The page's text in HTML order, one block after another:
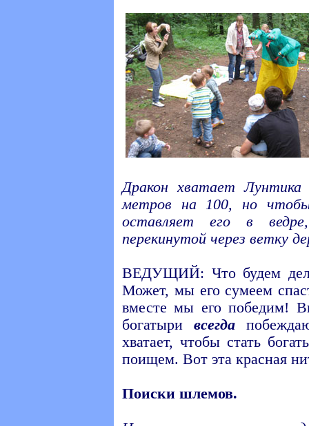
Дракон хватает
метров на 100, но
оставляет его в
перекинутой через ветку
ВЕДУЩИЙ: Что будем
Может, мы его сумеем
вместе мы его победим!
богатыри всегда
хватает, чтобы стать
поищем. Вот эта красная
Поиски шлемов.